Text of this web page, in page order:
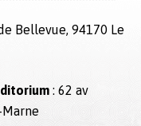
Belle­vue, 94170 Le
: 62 av